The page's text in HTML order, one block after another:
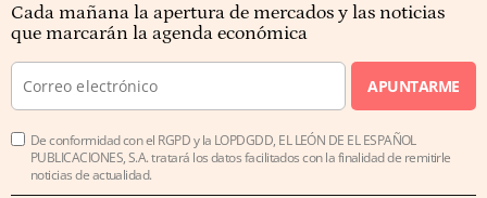
Cada mañana la apertura de mercados y las noticias
que marcarán la agenda económica
APUNTARME
De conformidad con el RGPD y la LOPDGDD, EL LEÓN DE EL ESPAÑOL
PUBLICACIONES, S.A. tratará los datos facilitados con la finalidad de remitirle
noticias de actualidad.